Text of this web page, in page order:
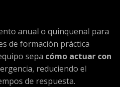
anual o quinquenal para
de formación práctica
sepa cómo actuar con
reduciendo el
de respuesta.